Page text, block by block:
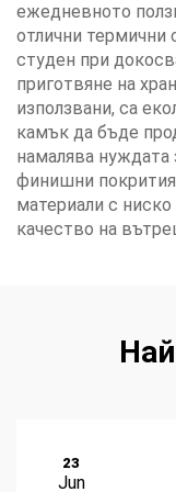
ежедневното
отлични термични
студен при
приготвяне на
използвани, са
камък да бъде
намалява нуждата
финишни
материали с
качество на
23
Jun